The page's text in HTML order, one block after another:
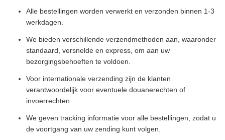
Alle bestellingen worden verwerkt en verzonden binnen 1-3
werkdagen.
We bieden verschillende verzendmethoden aan, waaronder
standaard, versnelde en express, om aan uw
bezorgingsbehoeften te voldoen.
Voor internationale verzending zijn de klanten
verantwoordelijk voor eventuele douanerechten of
invoerrechten.
We geven tracking informatie voor alle bestellingen, zodat u
de voortgang van uw zending kunt volgen.